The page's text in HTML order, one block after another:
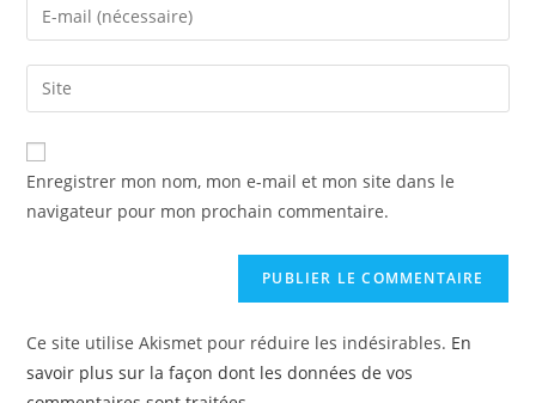
Enregistrer mon nom, mon e-mail et mon site dans le
navigateur pour mon prochain commentaire.
Ce site utilise Akismet pour réduire les indésirables. En
savoir plus sur la façon dont les données de vos